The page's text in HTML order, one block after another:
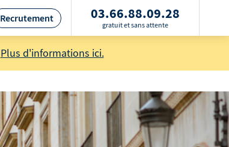
Recrutement 03.66.88.09.28
gratuit et sans attente
Plus d'informations ici.